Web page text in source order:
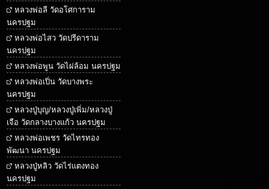
หลวงพ่อลี วัดอโศการาม
นครปฐม
หลวงพ่อไสว วัดปรีดาราม
นครปฐม
หลวงพ่อพูน วัดไผ่ล้อม นครปฐม
หลวงพ่อเปิ่น วัดบางพระ
นครปฐม
หลวงปู่บุญ/หลวงปู่เพิ่ม/หลวงปู่
เจือ วัดกลางบางแก้ว นครปฐม
หลวงพ่อเพชร วัดไทรทอง
พัฒนา นครปฐม
หลวงปู่หลิว วัดไร่แตงทอง
นครปฐม